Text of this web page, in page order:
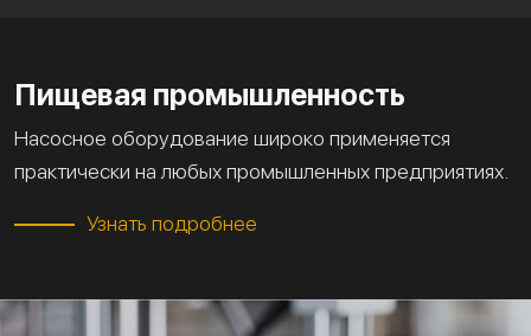
Пищевая промышленность
Насосное оборудование широко применяется
практически на любых промышленных предприятиях.
Узнать подробнее